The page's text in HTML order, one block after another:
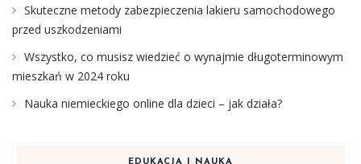
Skuteczne metody zabezpieczenia lakieru samochodowego
przed uszkodzeniami
Wszystko, co musisz wiedzieć o wynajmie długoterminowym
mieszkań w 2024 roku
Nauka niemieckiego online dla dzieci – jak działa?
EDUKACJA I NAUKA